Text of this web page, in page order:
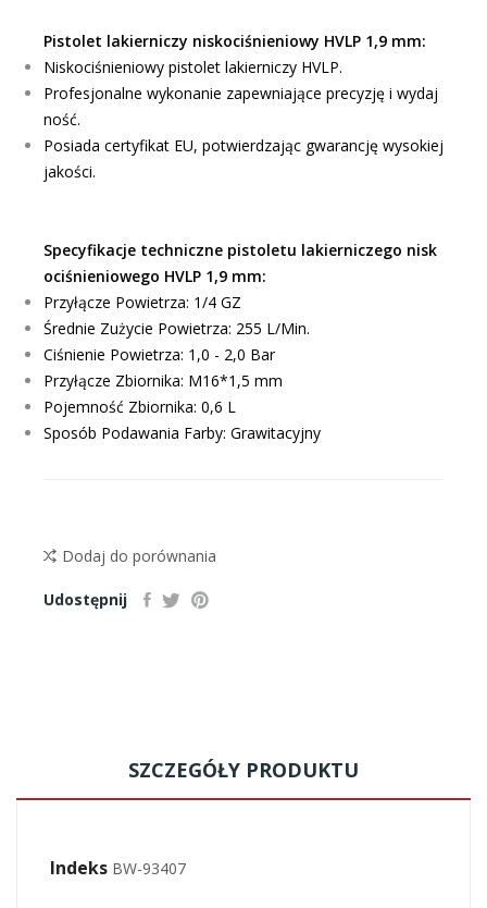
Pistolet lakierniczy niskociśnieniowy HVLP 1,9 mm:
Niskociśnieniowy pistolet lakierniczy HVLP.
Profesjonalne wykonanie zapewniające precyzję i wydaj
ność.
Posiada certyfikat EU, potwierdzając gwarancję wysokiej
jakości.
Specyfikacje techniczne pistoletu lakierniczego nisk
ociśnieniowego HVLP 1,9 mm:
Przyłącze Powietrza: 1/4 GZ
Średnie Zużycie Powietrza: 255 L/Min.
Ciśnienie Powietrza: 1,0 - 2,0 Bar
Przyłącze Zbiornika: M16*1,5 mm
Pojemność Zbiornika: 0,6 L
Sposób Podawania Farby: Grawitacyjny
Dodaj do porównania
Udostępnij
SZCZEGÓŁY PRODUKTU
Indeks BW-93407